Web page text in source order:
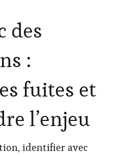
des
:
fuites et
l’enjeu
identifier avec